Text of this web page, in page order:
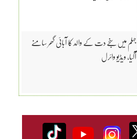
جہلم میں سنجے دت کے والد کا آبائی گھر سامنے
آگیا، ویڈیو وائرل